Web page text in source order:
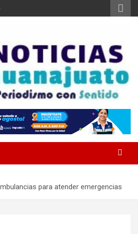
para atender emergencias